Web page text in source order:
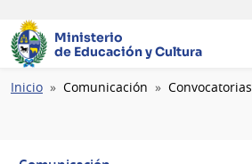
Ministerio
de Educación y Cultura
Ruta
Inicio Comunicación Convocatorias